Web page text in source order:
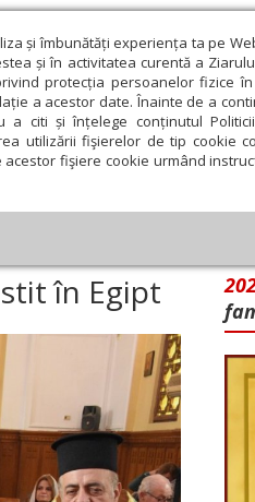
și îmbunătăți experiența ta pe
și în activitatea curentă a
protecția persoanelor fizice
a acestor date. Înainte de a
citi și înțelege conținutul
utilizării fişierelor de tip cookie
fişiere cookie urmând
și Cultură
Cultură Interviu
Societate
cinstit în Egipt
în Egipt